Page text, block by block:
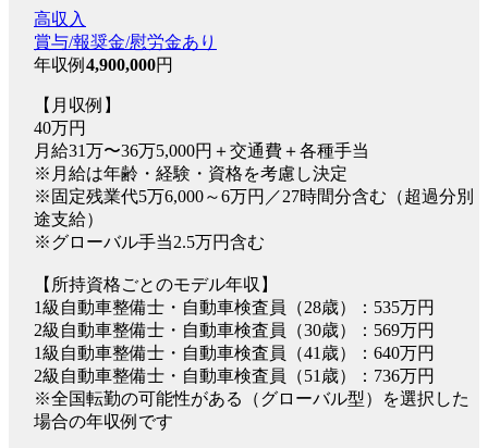
高収入
賞与/報奨金/慰労金あり
年収例 4,900,000円
【月収例】
40万円
月給31万〜36万5,000円＋交通費＋各種手当
※月給は年齢・経験・資格を考慮し決定
※固定残業代5万6,000～6万円／27時間分含む（超過分別
途支給）
※グローバル手当2.5万円含む
【所持資格ごとのモデル年収】
1級自動車整備士・自動車検査員（28歳）：535万円
2級自動車整備士・自動車検査員（30歳）：569万円
1級自動車整備士・自動車検査員（41歳）：640万円
2級自動車整備士・自動車検査員（51歳）：736万円
※全国転勤の可能性がある（グローバル型）を選択した
場合の年収例です